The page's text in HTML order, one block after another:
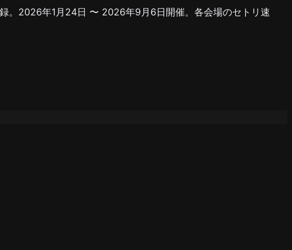
。2026年1月24日 〜 2026年9月6日開催。各会場のセトリ速